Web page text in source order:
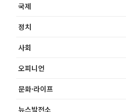
국제
정치
사회
오피니언
문화·라이프
뉴스발전소